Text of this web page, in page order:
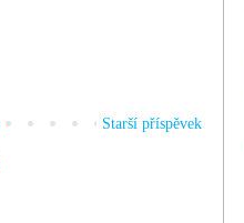
Starší příspěvek